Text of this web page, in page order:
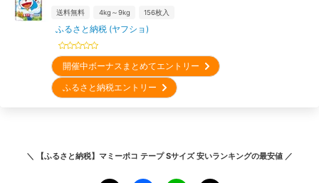
送料無料 4kg～9kg 156枚入
ふるさと納税 (ヤフショ)
開催中ボーナスまとめてエントリー
ふるさと納税エントリー
＼ 【ふるさと納税】マミーポコ テープ Sサイズ 安いランキングの最安値 ／